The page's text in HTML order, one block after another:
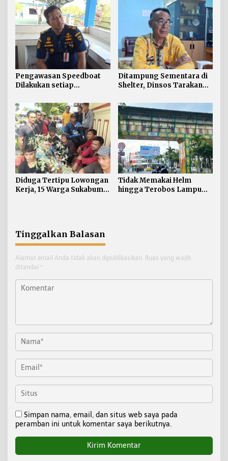
Pengawasan Speedboat
Dilakukan setiap
Acuan Laik Laut
Ditampung Sementara di
Shelter, Dinsos Tarakan
Pekerja Asal Jawa Barat
Diduga Tertipu Lowongan
Kerja, 15 Warga Sukabumi
Tidak Memakai Helm
hingga Terobos Lampu
Tinggalkan Balasan
Alamat email Anda tidak akan dipublikasikan. Ruas yang wajib
ditandai *
Simpan nama, email, dan situs web saya pada
peramban ini untuk komentar saya berikutnya.